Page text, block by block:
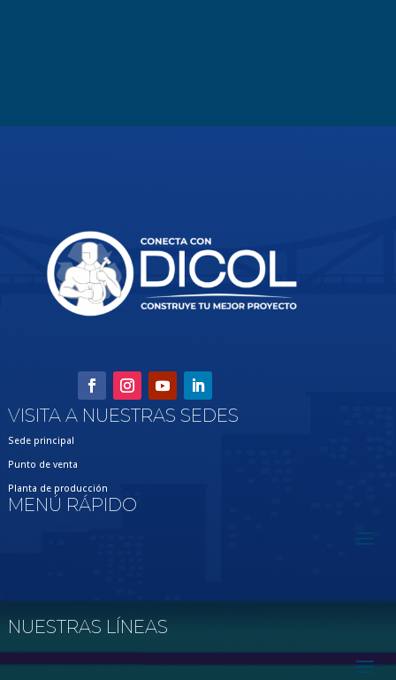
VISITA A NUESTRAS SEDES
Sede principal
Punto de venta
Planta de producción
MENÚ RÁPIDO
NUESTRAS LÍNEAS